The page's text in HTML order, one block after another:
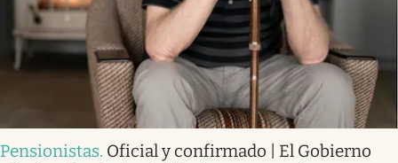
Pensionistas. Oficial y confirmado | El Gobierno